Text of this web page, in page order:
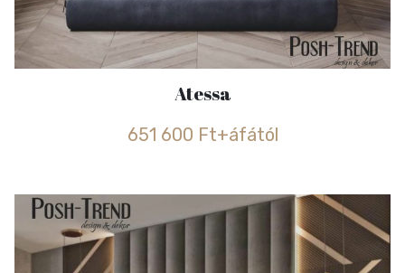
Atessa
651 600 Ft+áfától